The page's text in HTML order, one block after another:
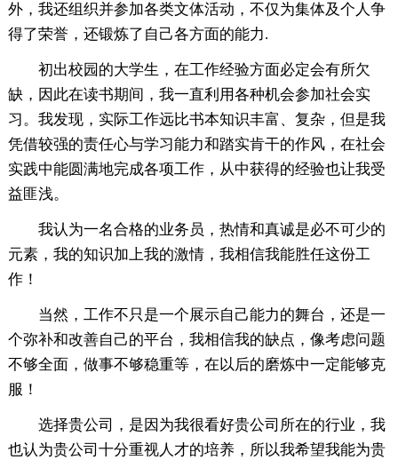
外，我还组织并参加各类文体活动，不仅为集体及个人争
得了荣誉，还锻炼了自己各方面的能力.
初出校园的大学生，在工作经验方面必定会有所欠
缺，因此在读书期间，我一直利用各种机会参加社会实
习。我发现，实际工作远比书本知识丰富、复杂，但是我
凭借较强的责任心与学习能力和踏实肯干的作风，在社会
实践中能圆满地完成各项工作，从中获得的经验也让我受
益匪浅。
我认为一名合格的业务员，热情和真诚是必不可少的
元素，我的知识加上我的激情，我相信我能胜任这份工
作！
当然，工作不只是一个展示自己能力的舞台，还是一
个弥补和改善自己的平台，我相信我的缺点，像考虑问题
不够全面，做事不够稳重等，在以后的磨炼中一定能够克
服！
选择贵公司，是因为我很看好贵公司所在的行业，我
也认为贵公司十分重视人才的培养，所以我希望我能为贵